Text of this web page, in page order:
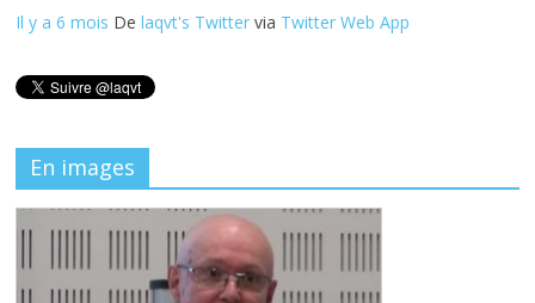
Il y a 6 mois Delaqvt's Twitter via Twitter Web App
En images